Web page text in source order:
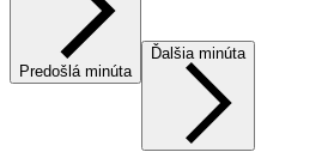
Predošlá minúta
Ďalšia minúta